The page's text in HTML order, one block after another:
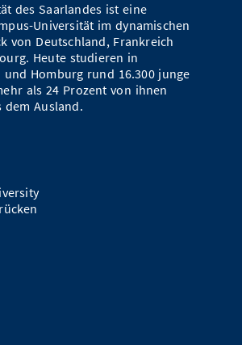
des Saarlandes ist eine
Universität im dynamischen
von Deutschland, Frankreich
Heute studieren in
und Homburg rund 16.300 junge
als 24 Prozent von ihnen
dem Ausland.